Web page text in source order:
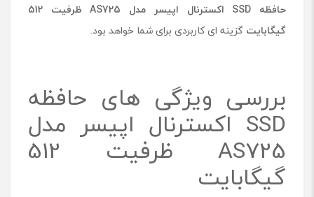
د
ل
2
5
ظ
ر
ف
حافظه SSD اکسترنال اپیسر مدل AS725ظرفیت 512
گیگابایت گزینه ای کاربردی برای شما خواهد بود.
بررسی ویژگی های حافظه
SSD اکسترنال اپیسر مدل
AS725 ظرفیت 512
گیگابایت